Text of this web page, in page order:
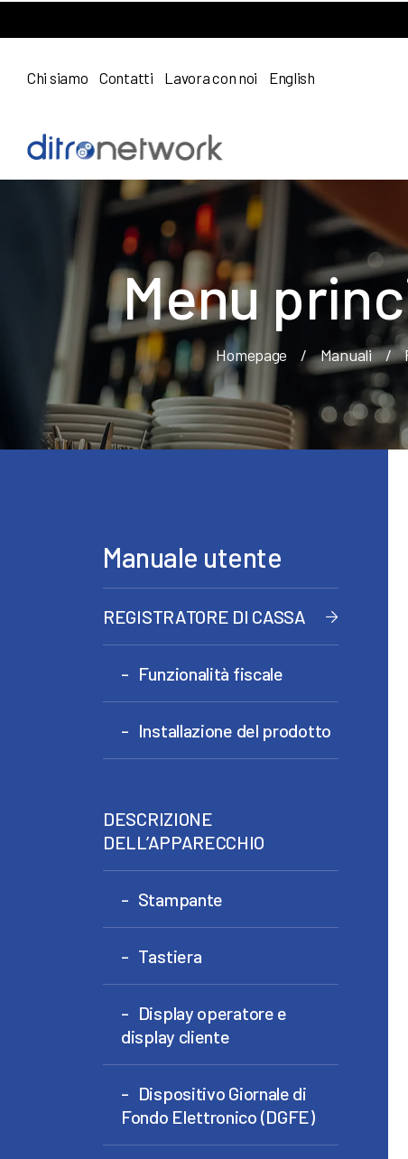
Chi siamo Contatti Lavora con noi English
Menu
Homepage / Manuali /
Manuale utente
REGISTRATORE DI CASSA
Funzionalità fiscale
Installazione del prodotto
DESCRIZIONE
DELL’APPARECCHIO
Stampante
Tastiera
Display operatore e
display cliente
Dispositivo Giornale di
Fondo Elettronico (DGFE)